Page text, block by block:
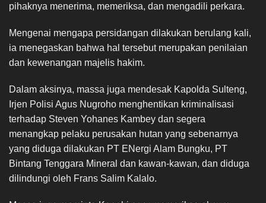
pihaknya menerima, memeriksa, dan mengadili perkara.
Mengenai mengapa persidangan dilakukan berulang kali,
ia menegaskan bahwa hal tersebut merupakan penilaian
dan kewenangan majelis hakim.
Dalam aksinya, massa juga mendesak Kapolda Sulteng,
Irjen Polisi Agus Nugroho menghentikan kriminalisasi
terhadap Steven Yohanes Kambey dan segera
menangkap pelaku perusakan hutan yang sebenarnya
yang diduga dilakukan PT ENergi Alam Bungku, PT
Bintang Tenggara Mineral dan kawan-kawan, dan diduga
dilindungi oleh Frans Salim Kalalo.